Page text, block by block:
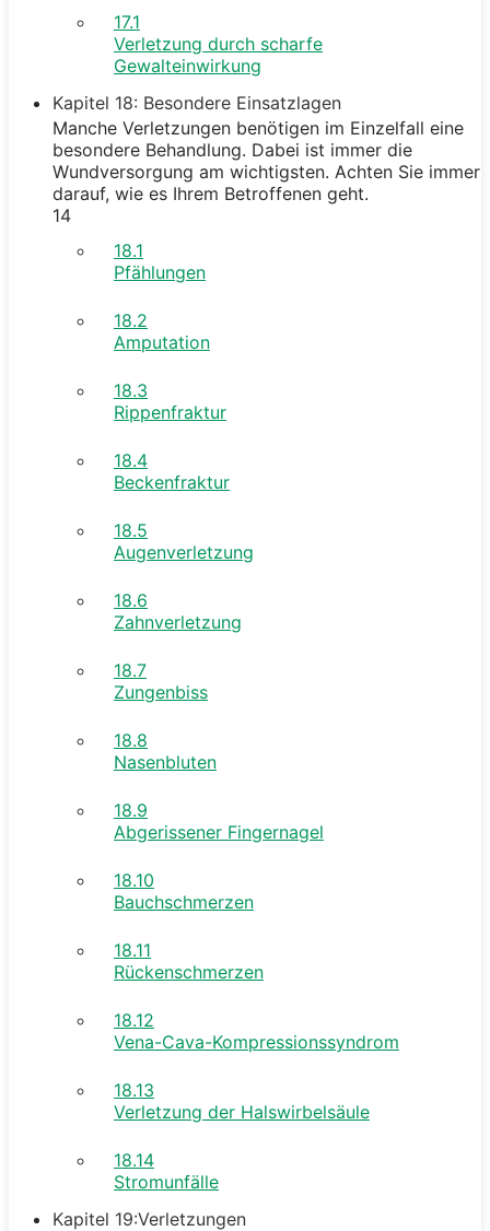
17.1
Verletzung durch scharfe
Gewalteinwirkung
Kapitel 18: Besondere Einsatzlagen
Manche Verletzungen benötigen im Einzelfall eine
besondere Behandlung. Dabei ist immer die
Wundversorgung am wichtigsten. Achten Sie immer
darauf, wie es Ihrem Betroffenen geht.
14
18.1
Pfählungen
18.2
Amputation
18.3
Rippenfraktur
18.4
Beckenfraktur
18.5
Augenverletzung
18.6
Zahnverletzung
18.7
Zungenbiss
18.8
Nasenbluten
18.9
Abgerissener Fingernagel
18.10
Bauchschmerzen
18.11
Rückenschmerzen
18.12
Vena-Cava-Kompressionssyndrom
18.13
Verletzung der Halswirbelsäule
18.14
Stromunfälle
Kapitel 19:Verletzungen